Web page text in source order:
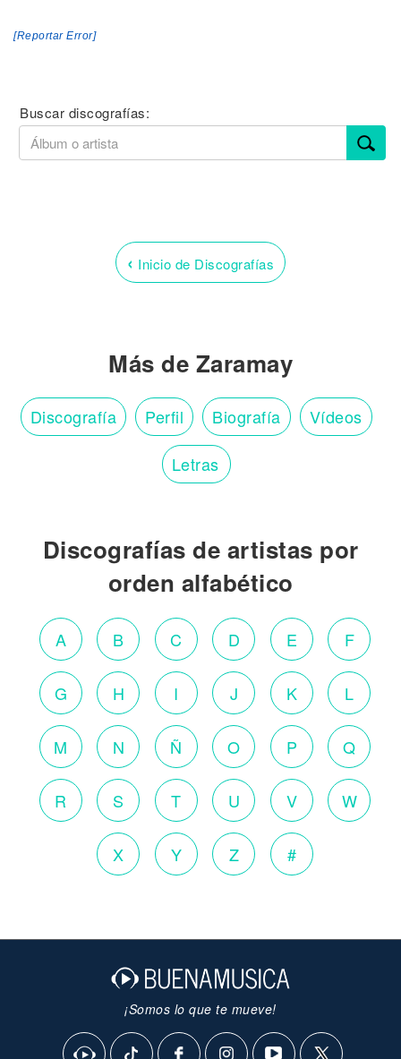
[Reportar Error]
Buscar discografías:
‹ Inicio de Discografías
Más de Zaramay
Discografía Perfil Biografía Vídeos
Letras
Discografías de artistas por
orden alfabético
A B C D E F
G H I J K L
M N Ñ O P Q
R S T U V W
X Y Z #
¡Somos lo que te mueve!